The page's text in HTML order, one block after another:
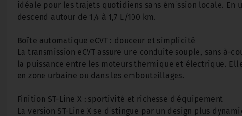
idéale pour les trajets quotidiens sans émission locale. En
descend autour de 1,4 à 1,7 L/100 km.
Boîte automatique eCVT : douceur et simplicité
La transmission eCVT assure une conduite souple, sans à-
la puissance entre les moteurs thermique et électrique.
en zone urbaine ou dans les embouteillages.
Finition ST-Line X : sportivité et richesse d’équipement
La version ST-Line X se distingue par un design plus